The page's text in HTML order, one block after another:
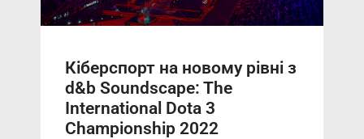
Кіберспорт на новому рівні з
d&b Soundscape: The
International Dota 3
Championship 2022